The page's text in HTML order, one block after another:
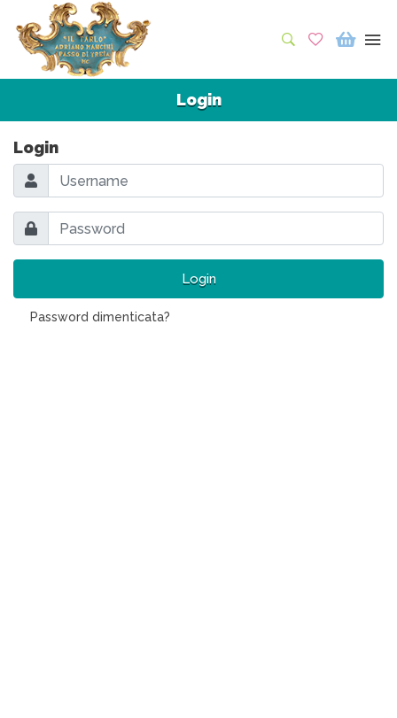
Login
Login
Login
Password dimenticata?